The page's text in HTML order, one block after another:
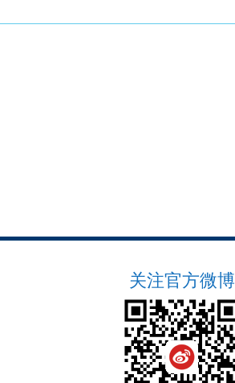
关注官方微博